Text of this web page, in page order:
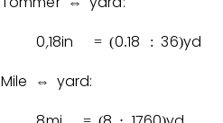
0,18in = (0.18 : 36)yd
Mile
⇔
yard: